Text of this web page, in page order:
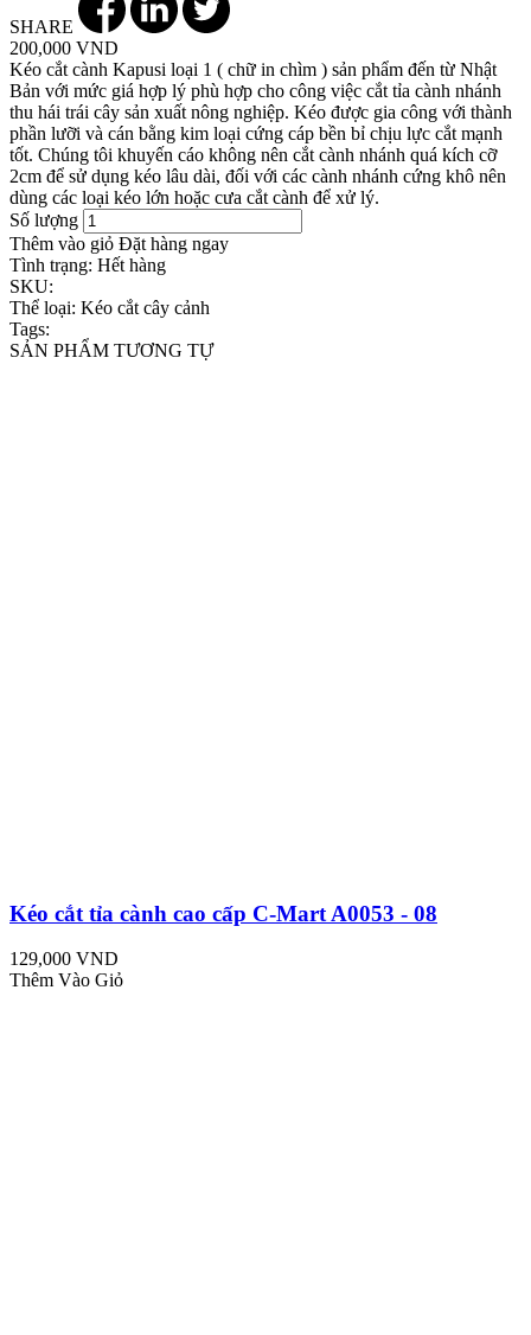
SHARE
200,000 VND
Kéo cắt cành Kapusi loại 1 ( chữ in chìm ) sản phẩm đến từ Nhật
Bản với mức giá hợp lý phù hợp cho công việc cắt tỉa cành nhánh
thu hái trái cây sản xuất nông nghiệp. Kéo được gia công với thành
phần lưỡi và cán bằng kim loại cứng cáp bền bỉ chịu lực cắt mạnh
tốt. Chúng tôi khuyến cáo không nên cắt cành nhánh quá kích cỡ
2cm để sử dụng kéo lâu dài, đối với các cành nhánh cứng khô nên
dùng các loại kéo lớn hoặc cưa cắt cành để xử lý.
Số lượng
Thêm vào giỏ Đặt hàng ngay
Tình trạng: Hết hàng
SKU:
Thể loại: Kéo cắt cây cảnh
Tags:
SẢN PHẨM TƯƠNG TỰ
Kéo cắt tỉa cành cao cấp C-Mart A0053 - 08
129,000 VND
Thêm Vào Giỏ